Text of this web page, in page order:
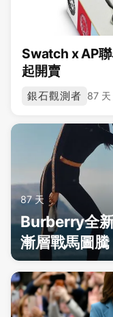
Swatch x AP
起開賣
銀石觀測者 87 天
87 天
Burberry全
漸層戰馬圖騰